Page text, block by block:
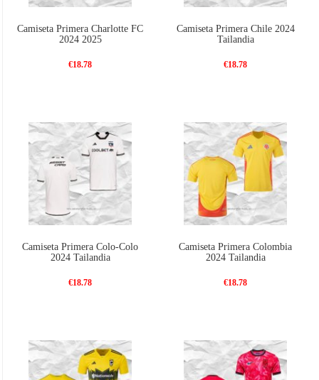
Camiseta Primera Charlotte FC
2024 2025
€18.78
Camiseta Primera Chile 2024
Tailandia
€18.78
Camiseta Primera Colo-Colo
2024 Tailandia
€18.78
Camiseta Primera Colombia
2024 Tailandia
€18.78